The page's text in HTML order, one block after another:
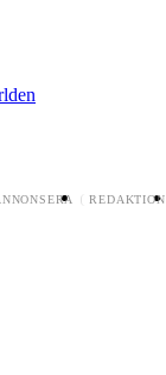
REDAKTION